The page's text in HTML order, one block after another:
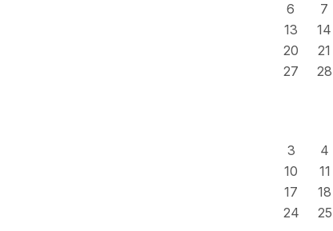
6
7
13
14
20
21
27
28
3
4
10
11
17
18
24
25